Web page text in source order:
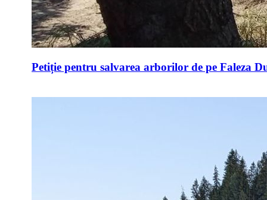
Petiție pentru salvarea arborilor de pe Faleza